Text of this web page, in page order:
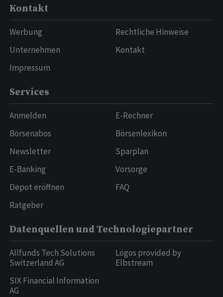
Kontakt
Werbung
Unternehmen
Impressum
Rechtliche Hinweise
Kontakt
Services
Anmelden
Börsenabos
Newsletter
E-Banking
Depot eröffnen
Ratgeber
E-Rechner
Börsenlexikon
Sparplan
Vorsorge
FAQ
Datenquellen und Technologiepartner
Allfunds Tech Solutions
Switzerland AG
SIX Financial Information
AG
Logos provided by
Elbstream